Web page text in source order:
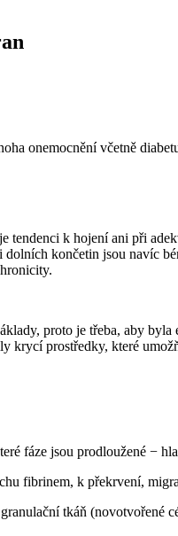
onemocnění včetně
tendenci k hojení ani při
končetin jsou navíc
proto je třeba, aby
krycí prostředky, které
fáze jsou prodloužené −⁠
fibrinem, k překrvení,
tkáň (novotvořené